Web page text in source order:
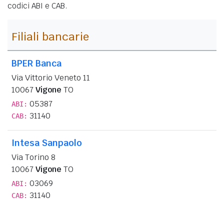
codici ABI e CAB.
Filiali bancarie
BPER Banca
Via Vittorio Veneto 11
10067Vigone TO
ABI: 05387
CAB: 31140
Intesa Sanpaolo
Via Torino 8
10067Vigone TO
ABI: 03069
CAB: 31140